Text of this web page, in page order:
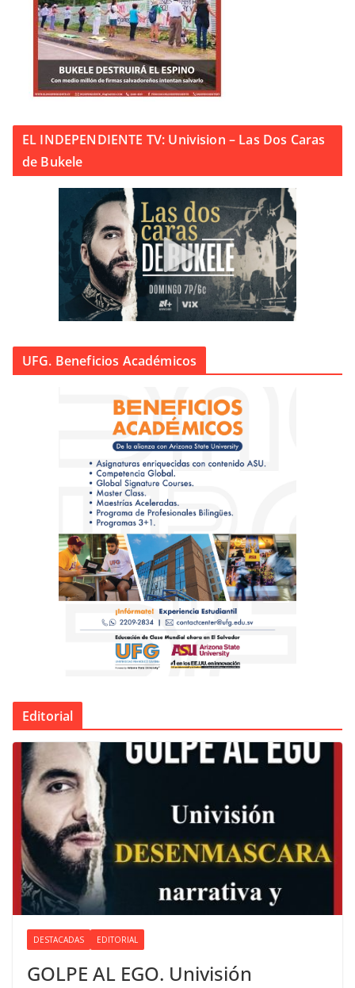
EL INDEPENDIENTE TV: Univision – Las Dos Caras
de Bukele
UFG. Beneficios Académicos
Editorial
DESTACADAS EDITORIAL
GOLPE AL EGO. Univisión